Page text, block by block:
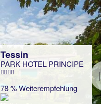
Tessin
PARK HOTEL PRINCIPE
78 % Weiterempfehlung